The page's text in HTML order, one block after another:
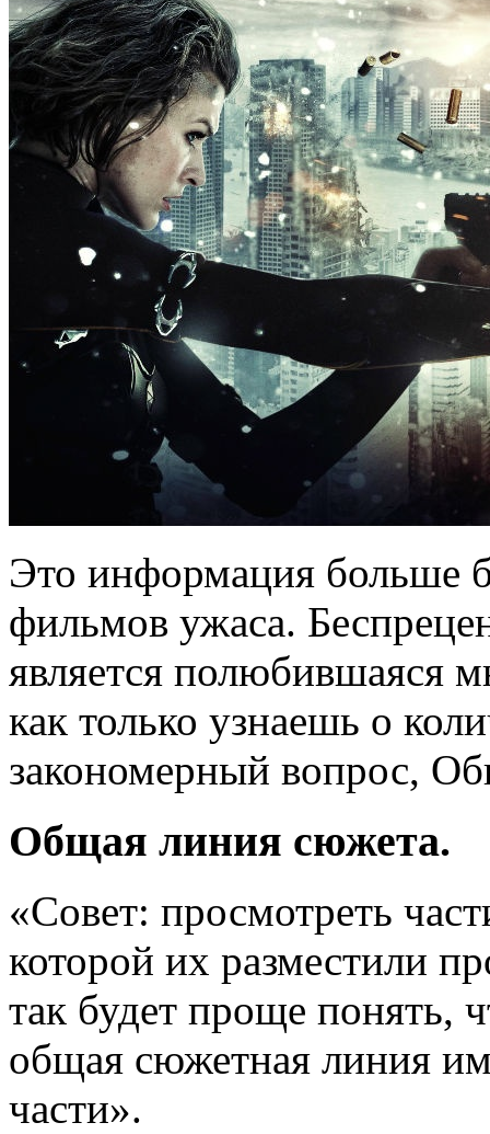
Это информация больше
фильмов ужаса.
является полюбившаяся
как только узнаешь о
закономерный вопрос,
Общая линия сюжета.
«Совет: просмотреть
которой их разместили
так будет проще понять,
общая сюжетная линия
части».